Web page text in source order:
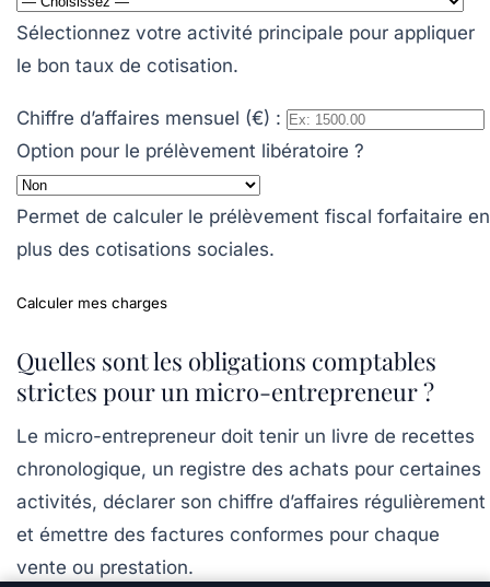
Sélectionnez votre activité principale pour appliquer
le bon taux de cotisation.
Chiffre d’affaires mensuel (€) :
Option pour le prélèvement libératoire ?
Permet de calculer le prélèvement fiscal forfaitaire en
plus des cotisations sociales.
Calculer mes charges
Quelles sont les obligations comptables
strictes pour un micro-entrepreneur ?
Le micro-entrepreneur doit tenir un livre de recettes
chronologique, un registre des achats pour certaines
activités, déclarer son chiffre d’affaires régulièrement
et émettre des factures conformes pour chaque
vente ou prestation.